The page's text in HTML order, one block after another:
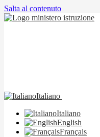
Salta al contenuto
Italiano
Italiano
English
Français